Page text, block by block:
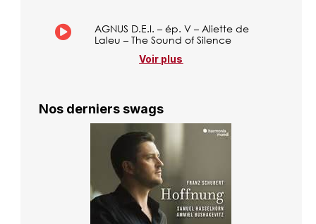
AGNUS D.E.I. – ép. V – Aliette de
Laleu – The Sound of Silence
Voir plus
Nos derniers swags